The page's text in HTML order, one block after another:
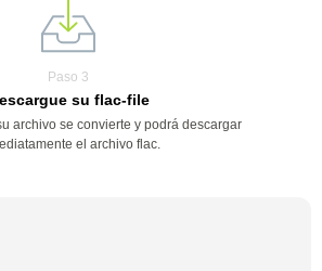
Paso 3
su flac-file
archivo se convierte y podrá descargar
el archivo flac.